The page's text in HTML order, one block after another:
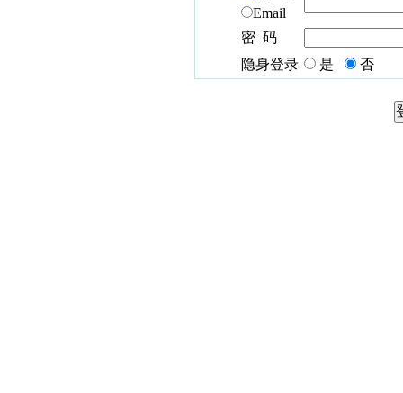
Email
密 码
隐身登录
是 否